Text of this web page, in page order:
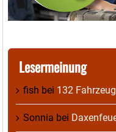
Lesermeinung
fish bei 132
Sonnia bei